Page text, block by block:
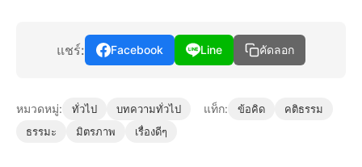
แชร์: Facebook Line คัดลอก
หมวดหมู่: ทั่วไป บทความทั่วไป แท็ก: ข้อคิด
คติธรรม
ธรรมะ
มิตรภาพ เรื่องดีๆ